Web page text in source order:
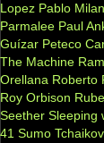
Lopez Pablo
Parmalee Paul
Guízar Peteco
The Machine
Orellana Roberto
Roy Orbison
Seether Sleeping
41 Sumo